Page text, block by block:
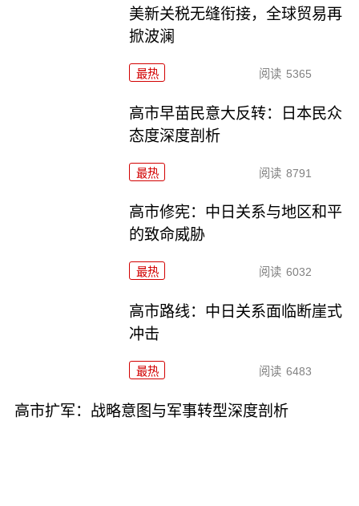
美新关税无缝衔接，全球贸易再
掀波澜
最热 阅读 5365
高市早苗民意大反转：日本民众
态度深度剖析
最热 阅读 8791
高市修宪：中日关系与地区和平
的致命威胁
最热 阅读 6032
高市路线：中日关系面临断崖式
冲击
最热 阅读 6483
高市扩军：战略意图与军事转型深度剖析